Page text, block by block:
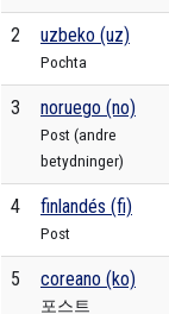
2 uzbeko (uz)
Pochta
3 noruego (no)
Post (andre
betydninger)
4 finlandés (fi)
Post
5 coreano (ko)
포스트